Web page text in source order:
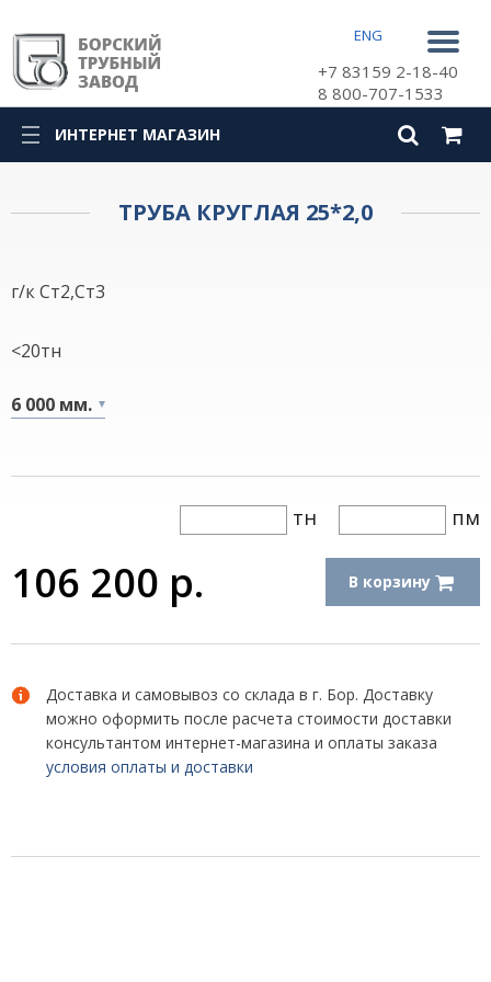
ENG
+7 83159 2-18-40
8 800-707-1533
ИНТЕРНЕТ МАГАЗИН
ТРУБА КРУГЛАЯ 25*2,0
г/к Ст2,Ст3
<20тн
6 000 мм.
тн пм
106 200 р. В корзину
Доставка и самовывоз со склада в г. Бор. Доставку
можно оформить после расчета стоимости доставки
консультантом интернет-магазина и оплаты заказа
условия оплаты и доставки